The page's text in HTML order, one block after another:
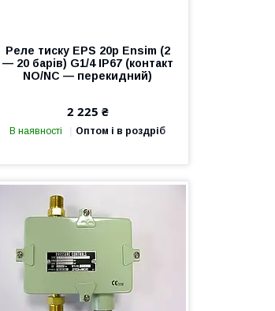
Реле тиску EPS 20p Ensim (2
— 20 барів) G1/4 IP67 (контакт
NO/NC — перекидний)
2 225 ₴
В наявності Оптом і в роздріб